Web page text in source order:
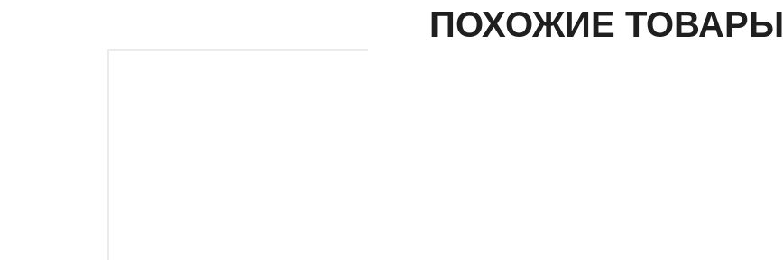
ПОХОЖИЕ ТОВАРЫ